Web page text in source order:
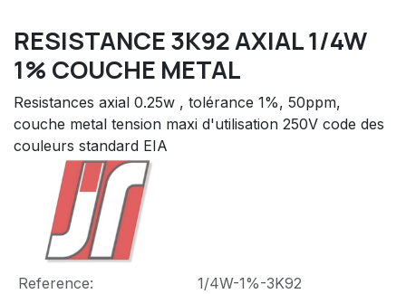
RESISTANCE 3K92 AXIAL 1/4W
1% COUCHE METAL
Resistances axial 0.25w , tolérance 1%, 50ppm,
couche metal tension maxi d'utilisation 250V code des
couleurs standard EIA
Reference: 1/4W-1%-3K92